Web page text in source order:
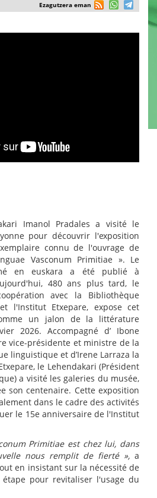
Ezagutzera eman
Imanol Pradales a visité le
pour découvrir l'exposition
connu de l'ouvrage de
Vasconum Primitiae ». Le
en euskara a été publié à
480 ans plus tard, le
avec la Bibliothèque
l'Institut Etxepare, expose cet
un jalon de la littérature
2026. Accompagné d’ Ibone
vice-présidente et ministre de la
linguistique et d’Irene Larraza la
le Lehendakari (Président
a visité les galeries du musée,
son centenaire. Cette exposition
dans le cadre des activités
le 15e anniversaire de l'Institut
Primitiae est chez lui, dans
nous remplit de fierté », a
en insistant sur la nécessité de
pour revitaliser l'usage du